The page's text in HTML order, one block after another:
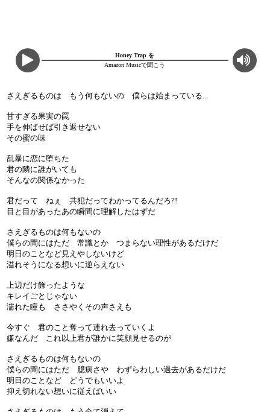
Honey Trap を
Amazon Musicで聞こう
さえぎるものは もう何もないの 僕らは始まっている...
甘すぎる果実の罠
手を伸ばせば引き返せない
その蜜の味
乱暴に恋に堕ちた
君の隣に誰がいても
そんなの関係なかった
君だって ねぇ 共犯だってわかってるんだろ?!
目と目があったあの瞬間に理解したはずだ
さえぎるものは何もないの
僕らの間にはただ 常識とか つまらない理性があるだけだ
明日のことなど見えやしないけど
溢れそうになる想いに逆らえない
上辺だけ飾ったような
キレイごとじゃない
濡れた瞳も ささやくその声さえも
今すぐ 君のこと奪って連れ去っていくよ
嫌なんだ これ以上君が誰かに笑顔見せるのが
さえぎるものは何もないの
僕らの間にはただ 臆病さや わずらわしい過去があるだけだ
明日のことなど どうでもいいよ
抑え切れない想いに従えばいい